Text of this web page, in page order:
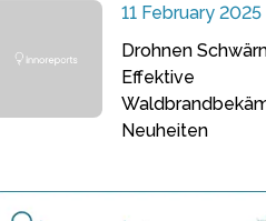
11 February 2025
Drohnen
Effektive
Neuheiten